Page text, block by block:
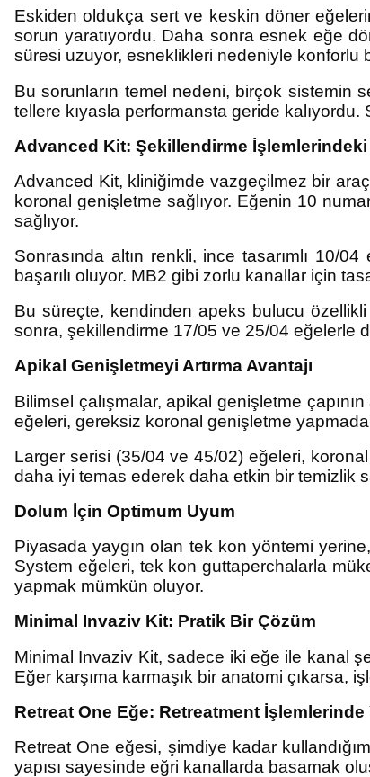
Eskiden oldukça sert ve keskin döner
sorun yaratıyordu. Daha sonra esnek eğe
süresi uzuyor, esneklikleri nedeniyle konforlu
Bu sorunların temel nedeni, birçok sistemin
tellere kıyasla performansta geride
Advanced Kit: Şekillendirme
Advanced Kit, kliniğimde vazgeçilmez bir
koronal genişletme sağlıyor. Eğenin 10
sağlıyor.
Sonrasında altın renkli, ince tasarımlı 10/
başarılı oluyor. MB2 gibi zorlu kanallar için
Bu süreçte, kendinden apeks bulucu
sonra, şekillendirme 17/05 ve 25/04 eğelerle
Apikal Genişletmeyi Artırma Avantajı
Bilimsel çalışmalar, apikal genişletme
eğeleri, gereksiz koronal genişletme
Larger serisi (35/04 ve 45/02) eğeleri, koronal
daha iyi temas ederek daha etkin bir temizlik
Dolum İçin Optimum Uyum
Piyasada yaygın olan tek kon yöntemi
System eğeleri, tek kon guttaperchalarla
yapmak mümkün oluyor.
Minimal Invaziv Kit: Pratik Bir Çözüm
Minimal Invaziv Kit, sadece iki eğe ile kanal
Eğer karşıma karmaşık bir anatomi çıkarsa,
Retreat One Eğe: Retreatment İşlemlerinde
Retreat One eğesi, şimdiye kadar
yapısı sayesinde eğri kanallarda basamak